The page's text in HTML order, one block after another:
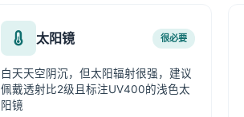
太阳镜 很必要
白天天空阴沉，但太阳辐射很强，建议
佩戴透射比2级且标注UV400的浅色太
阳镜